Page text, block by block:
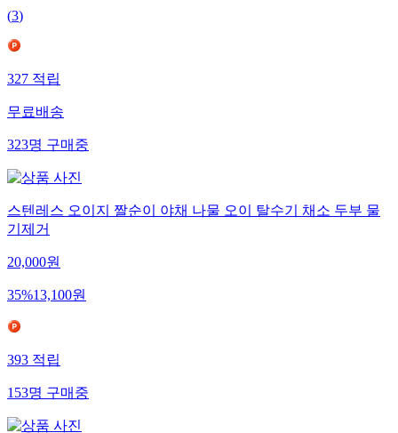
(3)
327적립
무료배송
323명구매중
스텐레스 오이지 짤순이 야채 나물 오이 탈수기 채소 두부 물
기제거
20,000원
35%13,100원
393적립
153명구매중